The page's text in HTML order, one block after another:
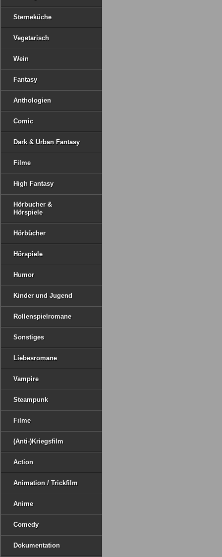
Sterneküche
Vegetarisch
Wein
Fantasy
Anthologien
Comic
Dark & Urban Fantasy
Filme
High Fantasy
Hörbucher &
Hörspiele
Hörbücher
Hörspiele
Humor
Kinder und Jugend
Rollenspielromane
Sonstiges
Liebesromane
Vampire
Steampunk
Filme
(Anti-)Kriegsfilm
Action
Animation / Trickfilm
Anime
Comedy
Dokumentation